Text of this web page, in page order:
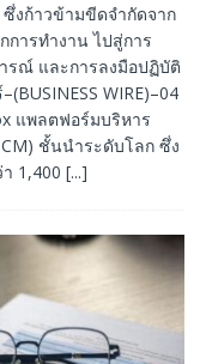
งก้าวข้ามขีดจำกัดจาก
การทำงาน ไปสู่การ
รณ์ และการลงมือปฏิบัติ
WIRE)–04
แพลตฟอร์มบริหาร
ชั้นนำระดับโลก ซึ่ง
1,400 [...]